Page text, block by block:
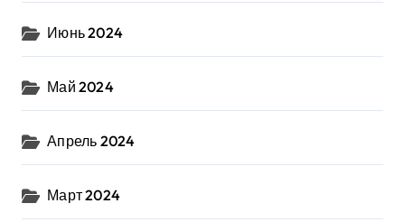
Июнь 2024
Май 2024
Апрель 2024
Март 2024